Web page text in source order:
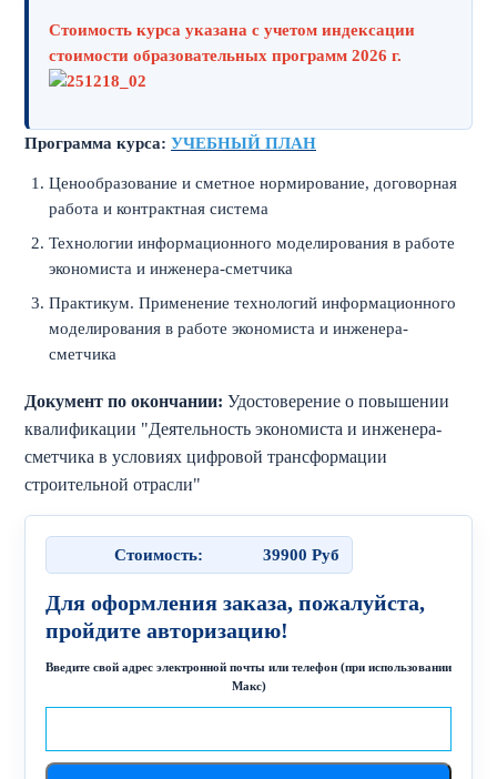
Стоимость курса указана с учетом индексации
стоимости образовательных программ 2026 г.
Стоимость: 39900 Руб
Для оформления заказа, пожалуйста,
пройдите авторизацию!
Введите свой адрес электронной почты или телефон (при использовании
Макс)
Программа курса: УЧЕБНЫЙ ПЛАН
Ценообразование и сметное нормирование, договорная
работа и контрактная система
Технологии информационного моделирования в работе
экономиста и инженера-сметчика
Практикум. Применение технологий информационного
моделирования в работе экономиста и инженера-
сметчика
Документ по окончании: Удостоверение о повышении
квалификации "Деятельность экономиста и инженера-
сметчика в условиях цифровой трансформации
строительной отрасли"